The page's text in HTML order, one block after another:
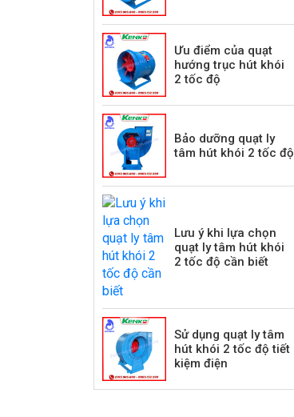
Ưu điểm của quạt
hướng trục hút khói
2 tốc độ
Bảo dưỡng quạt ly
tâm hút khói 2 tốc độ
Lưu ý khi lựa chọn
quạt ly tâm hút khói
2 tốc độ cần biết
Sử dụng quạt ly tâm
hút khói 2 tốc độ tiết
kiệm điện